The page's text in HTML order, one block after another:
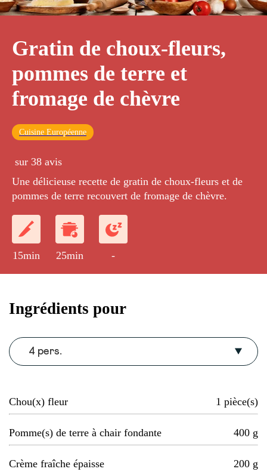
Gratin de choux-fleurs,
pommes de terre et
fromage de chèvre
Cuisine Européenne
sur 38 avis
Une délicieuse recette de gratin de choux-fleurs et de
pommes de terre recouvert de fromage de chèvre.
15min 25min -
Ingrédients pour
4 pers.
Chou(x) fleur 1 pièce(s)
Pomme(s) de terre à chair fondante 400 g
Crème fraîche épaisse 200 g